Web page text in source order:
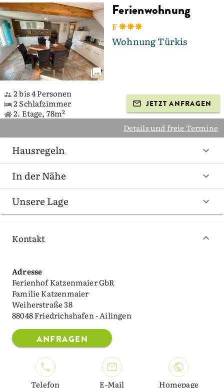
Ferienwohnung
F
Wohnung Türkis
2 bis 4 Personen
2 Schlafzimmer
2. Etage, 78m²
JETZT ANFRAGEN
Details und freie Termine
Hausregeln
In der Nähe
Unsere Lage
Kontakt
Adresse
Ferienhof Katzenmaier GbR
Familie Katzenmaier
Weiherstraße 38
88048 Friedrichshafen - Ailingen
ANFRAGEN
Telefon E-Mail Homepage